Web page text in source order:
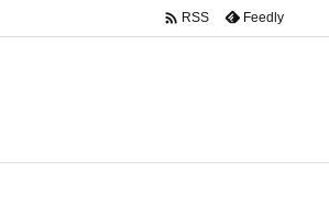
 RSS Feedly